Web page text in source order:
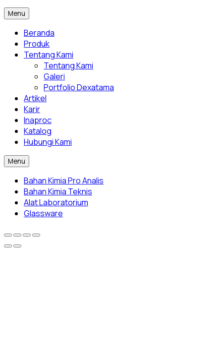
Menu
Beranda
Produk
Tentang Kami
Tentang Kami
Galeri
Portfolio Dexatama
Artikel
Karir
Inaproc
Katalog
Hubungi Kami
Menu
Bahan Kimia Pro Analis
Bahan Kimia Teknis
Alat Laboratorium
Glassware